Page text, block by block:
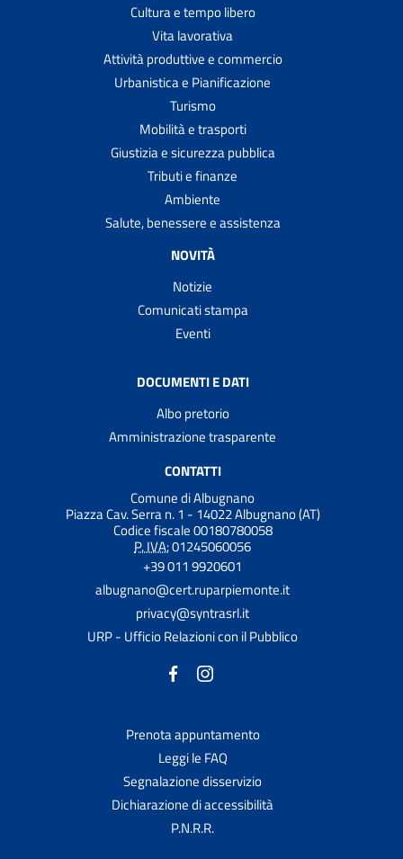
Cultura e tempo libero
Vita lavorativa
Attività produttive e commercio
Urbanistica e Pianificazione
Turismo
Mobilità e trasporti
Giustizia e sicurezza pubblica
Tributi e finanze
Ambiente
Salute, benessere e assistenza
NOVITÀ
Notizie
Comunicati stampa
Eventi
DOCUMENTI E DATI
Albo pretorio
Amministrazione trasparente
CONTATTI
Comune di Albugnano
Piazza Cav. Serra n. 1 - 14022 Albugnano (AT)
Codice fiscale 00180780058
P. IVA:01245060056
+39 011 9920601
albugnano@cert.ruparpiemonte.it
privacy@syntrasrl.it
URP - Ufficio Relazioni con il Pubblico
Prenota appuntamento
Leggi le FAQ
Segnalazione disservizio
Dichiarazione di accessibilità
P.N.R.R.